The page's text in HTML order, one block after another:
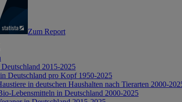
Zum Report
2015-2025
Deutschland pro Kopf 1950-2025
in deutschen Haushalten nach Tierarten 2000-
Lebensmitteln in Deutschland 2000-2025